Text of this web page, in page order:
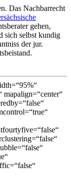
Das Nachbarrecht
gehen,
sich selbst kundig
der jur.
mapalign=“center“